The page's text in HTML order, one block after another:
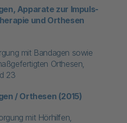
Apparate zur Impuls-
und Orthesen
mit Bandagen sowie
Orthesen,
23
/ Orthesen (2015)
mit Hörhilfen,